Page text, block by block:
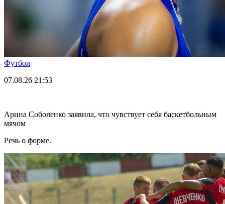
Футбол
07.08.26 21:53
Арина Соболенко заявила, что чувствует себя баскетбольным
мячом
Речь о форме.